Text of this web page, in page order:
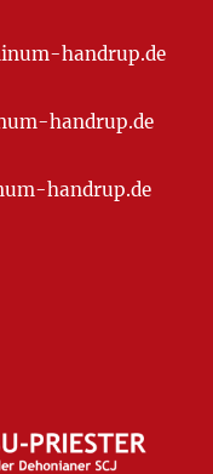
handrup.de
handrup.de
handrup.de